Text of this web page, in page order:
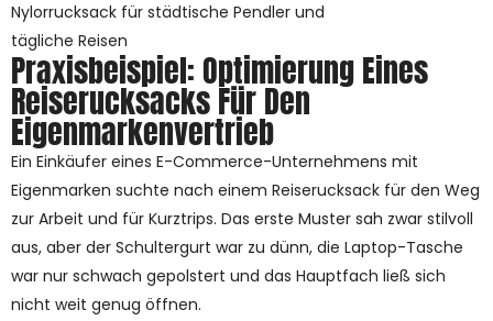
Nylorrucksack für städtische Pendler und
tägliche Reisen
Praxisbeispiel: Optimierung Eines
Reiserucksacks Für Den
Eigenmarkenvertrieb
Ein Einkäufer eines E-Commerce-Unternehmens mit
Eigenmarken suchte nach einem Reiserucksack für den Weg
zur Arbeit und für Kurztrips. Das erste Muster sah zwar stilvoll
aus, aber der Schultergurt war zu dünn, die Laptop-Tasche
war nur schwach gepolstert und das Hauptfach ließ sich
nicht weit genug öffnen.